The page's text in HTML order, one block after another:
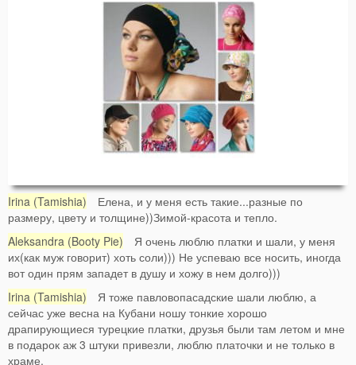
Irina (Tamishia) Елена, и у меня есть такие...разные по
размеру, цвету и толщине))Зимой-красота и тепло.
Aleksandra (Booty Pie) Я очень люблю платки и шали, у меня
их(как муж говорит) хоть соли))) Не успеваю все носить, иногда
вот один прям западет в душу и хожу в нем долго)))
Irina (Tamishia) Я тоже павловопасадские шали люблю, а
сейчас уже весна на Кубани ношу тонкие хорошо
драпирующиеся турецкие платки, друзья были там летом и мне
в подарок аж 3 штуки привезли, люблю платочки и не только в
храме.